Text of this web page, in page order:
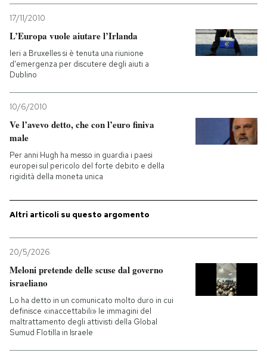
17/11/2010
L’Europa vuole aiutare l’Irlanda
Ieri a Bruxelles si è tenuta una riunione
d'emergenza per discutere degli aiuti a
Dublino
10/6/2010
Ve l’avevo detto, che con l’euro finiva
male
Per anni Hugh ha messo in guardia i paesi
europei sul pericolo del forte debito e della
rigidità della moneta unica
Altri articoli su questo argomento
20/5/2026
Meloni pretende delle scuse dal governo
israeliano
Lo ha detto in un comunicato molto duro in cui
definisce «inaccettabili» le immagini del
maltrattamento degli attivisti della Global
Sumud Flotilla in Israele